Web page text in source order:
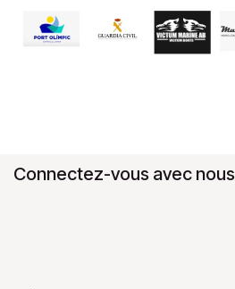
Connectez-vous avec nous